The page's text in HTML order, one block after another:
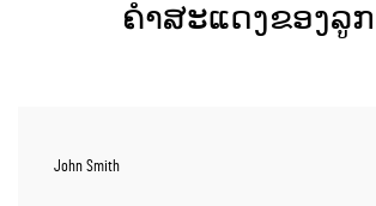
ຄຳສະແດງຂອງລູ
John Smith